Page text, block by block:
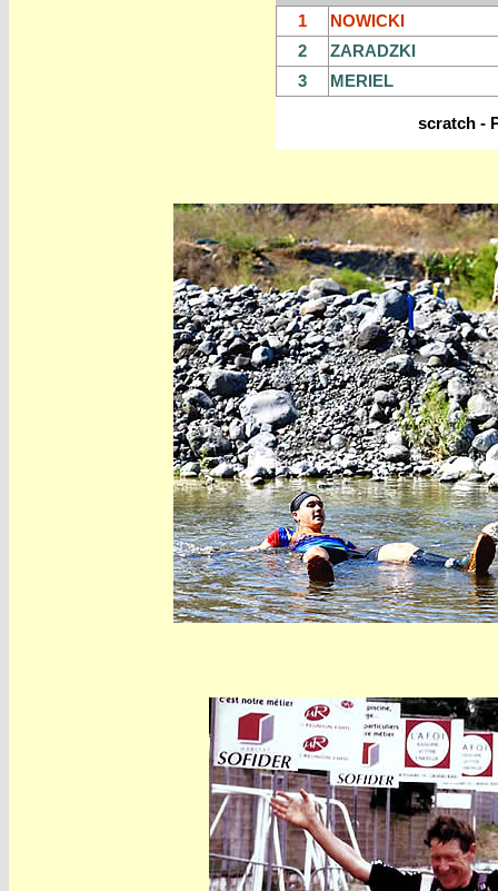
1
NOWICKI
2
ZARADZKI
3
MERIEL
scratch -